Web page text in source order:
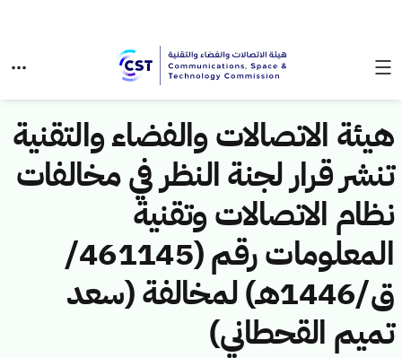
هيئة الاتصالات والفضاء والتقنية
تنشر قرار لجنة النظر في مخالفات
نظام الاتصالات وتقنية
المعلومات رقم (461145/
ق/1446هـ) لمخالفة (سعد
تميم القحطاني)